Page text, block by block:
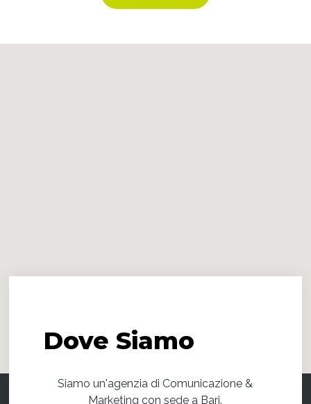
DoveSiamo
Siamo un'agenzia di Comunicazione &
Marketing con sede a Bari.